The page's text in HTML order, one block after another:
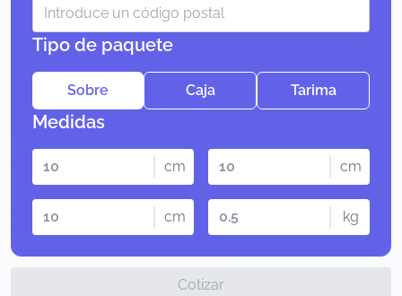
Tipo de paquete
Sobre Caja Tarima
Medidas
cm cm
cm kg
Cotizar